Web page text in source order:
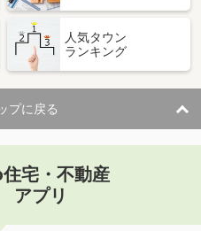
人気タウン
ランキング
プに戻る
宅・不動産
アプリ